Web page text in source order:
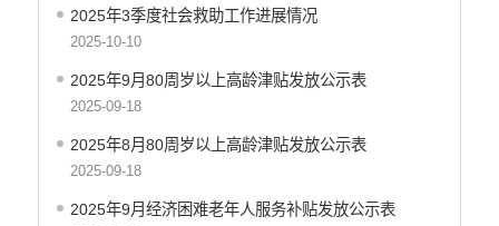
水务信息
林业信息
住房和建设
自然资源
公共资源交易信息
2025年3季度社会救助工作进展情况
2025-10-10
2025年9月80周岁以上高龄津贴发放公示表
2025-09-18
2025年8月80周岁以上高龄津贴发放公示表
2025-09-18
2025年9月经济困难老年人服务补贴发放公示表